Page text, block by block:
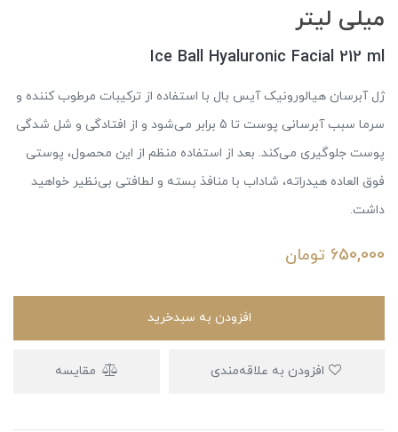
میلی لیتر
Ice Ball Hyaluronic Facial 212 ml
ژل آبرسان هیالورونیک آیس بال با استفاده از ترکیبات مرطوب کننده و
سرما سبب آبرسانی پوست تا 5 برابر می‌شود و از افتادگی و شل شدگی
پوست جلوگیری می‌کند. بعد از استفاده منظم از این محصول، پوستی
فوق العاده هیدراته، شاداب با منافذ بسته و لطافتی بی‌نظیر خواهید
داشت.
650,000 تومان
افزودن به سبدخرید
مقایسه